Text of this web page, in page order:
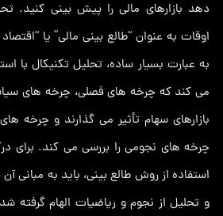
دهد بازارهای مالی را پیش بینی کنید.
اوقات به عنوان “طالع بینی مالی” یا
به عبارت بسیار ساده، تحلیل تکنیکال با
می کند که چرخه های فصلی، چرخه های
بازارهای سهام تأثیر می گذارند و چرخه های
چرخه های نجومی را بررسی می کند. برای
استفاده از روش طالع بینی، باید به مبانی
و تحلیل از نجوم و ریاضیات الهام